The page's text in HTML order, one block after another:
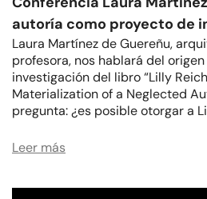
autoría como proyecto de
Laura Martínez de Guereñu,
profesora, nos hablará del
investigación del libro “Lilly
Materialization of a Neglected
pregunta: ¿es posible otorgar a
Leer más